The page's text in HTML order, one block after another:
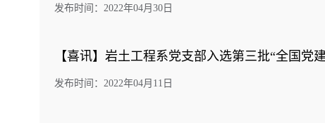
发布时间：2022年04月30日
【喜讯】岩土工程系党支部入选第三批“全国党
发布时间：2022年04月11日